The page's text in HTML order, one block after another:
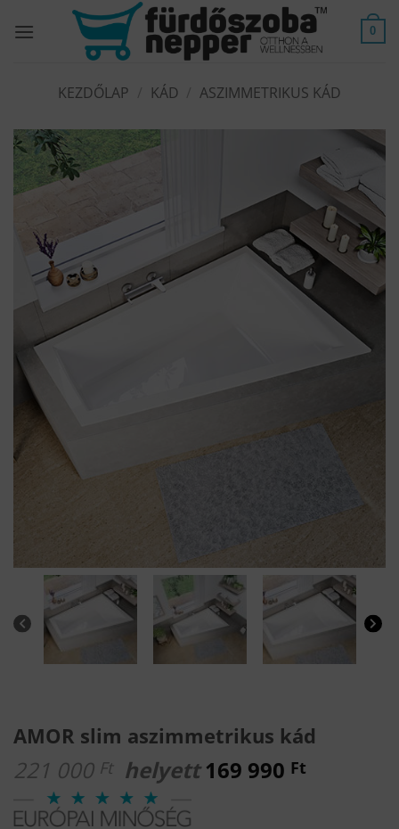
0
KEZDŐLAP KÁD ASZIMMETRIKUS KÁD
AMOR slim aszimmetrikus kád
221 000 Ft helyett169 990 Ft